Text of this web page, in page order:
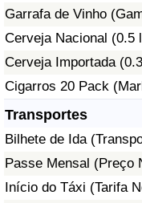
Garrafa de Vinho
Cerveja Nacional (0.5
Cerveja Importada
Cigarros 20 Pack
Transportes
Bilhete de Ida
Passe Mensal (Preço
Início do Táxi (Tarifa
Indicador de Trânsito
Indicador de
Indicador de